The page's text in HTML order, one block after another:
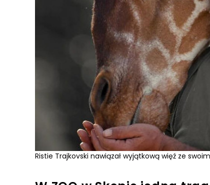
Ristie Trajkovski nawiązał wyjątkową więź ze